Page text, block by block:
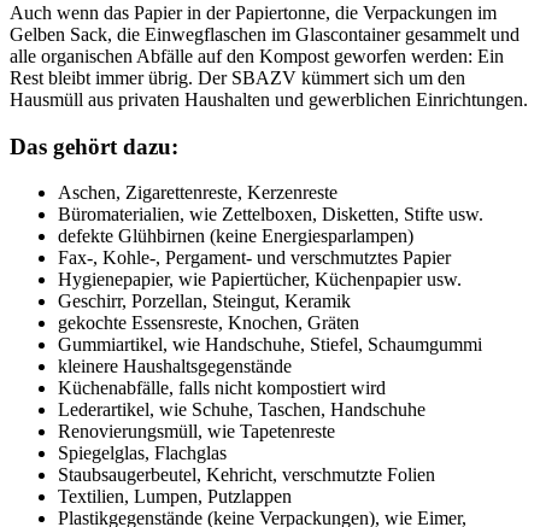
Auch wenn das Papier in der Papiertonne, die Verpackungen im
Gelben Sack, die Einwegflaschen im Glascontainer gesammelt und
alle organischen Abfälle auf den Kompost geworfen werden: Ein
Rest bleibt immer übrig. Der SBAZV kümmert sich um den
Hausmüll aus privaten Haushalten und gewerblichen Einrichtungen.
Das gehört dazu:
Aschen, Zigarettenreste, Kerzenreste
Büromaterialien, wie Zettelboxen, Disketten, Stifte usw.
defekte Glühbirnen (keine Energiesparlampen)
Fax-, Kohle-, Pergament- und verschmutztes Papier
Hygienepapier, wie Papiertücher, Küchenpapier usw.
Geschirr, Porzellan, Steingut, Keramik
gekochte Essensreste, Knochen, Gräten
Gummiartikel, wie Handschuhe, Stiefel, Schaumgummi
kleinere Haushaltsgegenstände
Küchenabfälle, falls nicht kompostiert wird
Lederartikel, wie Schuhe, Taschen, Handschuhe
Renovierungsmüll, wie Tapetenreste
Spiegelglas, Flachglas
Staubsaugerbeutel, Kehricht, verschmutzte Folien
Textilien, Lumpen, Putzlappen
Plastikgegenstände (keine Verpackungen), wie Eimer,